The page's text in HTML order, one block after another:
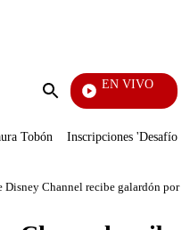
Enviar
EN VIVO
La
Tobón Inscripciones 'Desafío'
Disney Channel recibe galardón por